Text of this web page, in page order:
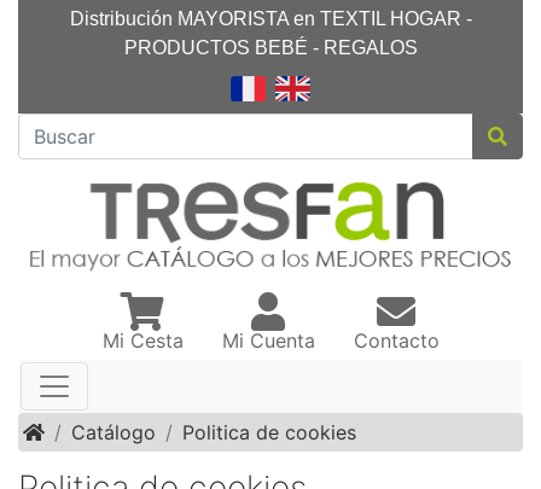
Distribución MAYORISTA en TEXTIL HOGAR -
PRODUCTOS BEBÉ - REGALOS
Mi Cesta Mi Cuenta Contacto
InicioCatálogo Politica de cookies